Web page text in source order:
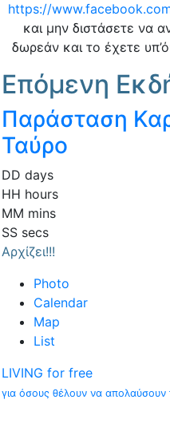
https://
και μην διστάσετε να
δωρεάν και το έχετε
Επόμενη
Παράσταση
Ταύρο
DD days
HH hours
MM mins
SS secs
Αρχίζει!!!
Photo
Calendar
Map
List
LIVING for free
για όσους θέλουν να